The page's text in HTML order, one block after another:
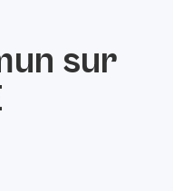
sur